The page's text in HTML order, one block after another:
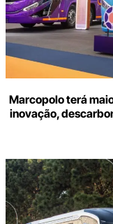
Marcopolo terá
inovação,